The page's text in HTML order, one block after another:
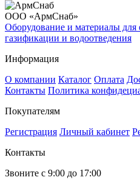
ООО «АрмСнаб»
Оборудование и материалы для
газификации и водоотведения
Информация
О компании Каталог Оплата
Контакты Политика
Покупателям
Регистрация Личный кабинет
Контакты
Звоните с 9:00 до 17:00